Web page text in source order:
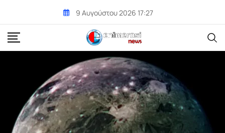
content
9 Αυγούστου 2026 17:27